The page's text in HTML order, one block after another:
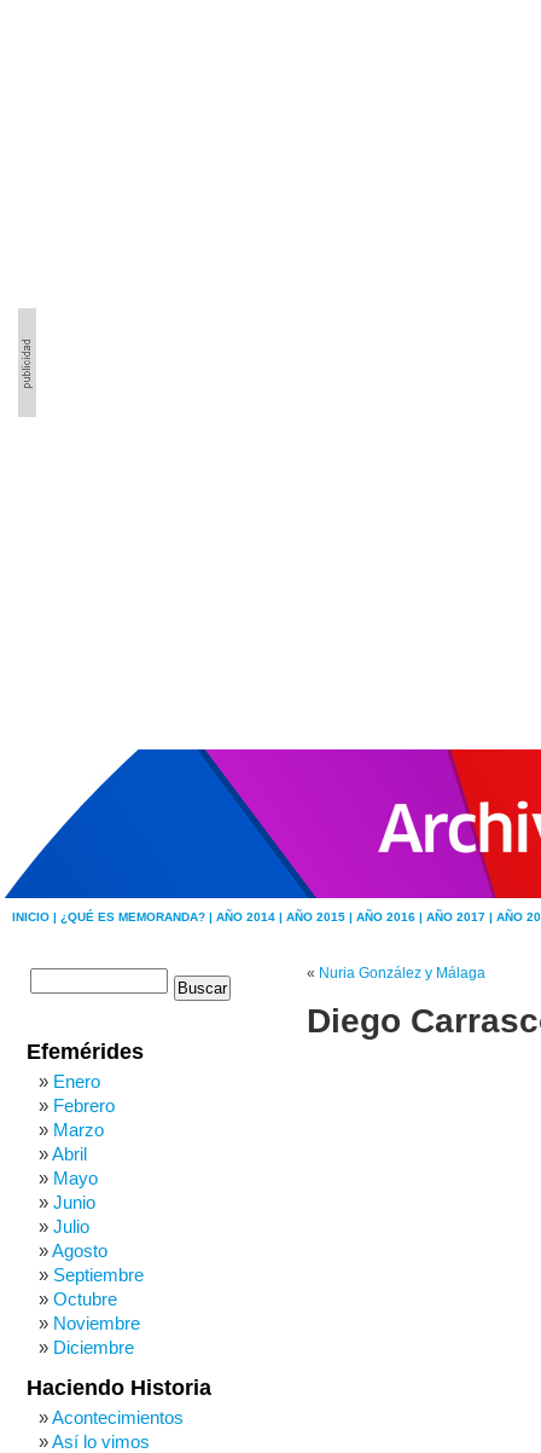
INICIO | ¿QUÉ ES MEMORANDA? | AÑO 2014 | AÑO 2015 | AÑO 2016 | AÑO 2017 | AÑO
« Nuria González y Málaga
Diego
Efemérides
Enero
Febrero
Marzo
Abril
Mayo
Junio
Julio
Agosto
Septiembre
Octubre
Noviembre
Diciembre
Haciendo Historia
Acontecimientos
Así lo vimos